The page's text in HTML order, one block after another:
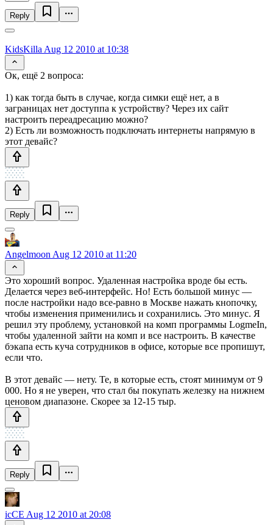
Reply
KidsKilla Aug 12 2010 at 10:38
Ок, ещё 2 вопроса:
1) как тогда быть в случае, когда симки ещё нет, а в
заграницах нет доступпа к устройству? Через их сайт
настроить переадресацию можно?
2) Есть ли возможность подключать интернеты напрямую в
этот девайс?
Reply
Angelmoon Aug 12 2010 at 11:20
Это хороший вопрос. Удаленная настройка вроде бы есть.
Делается через веб-интерфейс. Но! Есть большой минус —
после настройки надо все-равно в Москве нажать кнопочку,
чтобы изменения применились и сохранились. Это минус. Я
решил эту проблему, установкой на комп программы LogmeIn,
чтобы удаленной зайти на комп и все настроить. В качестве
бэкапа есть куча сотрудников в офисе, которые все пропишут,
если что.
В этот девайс — нету. Те, в которые есть, стоят минимум от 9
000. Но я не уверен, что стал бы покупать железку на нижнем
ценовом диапазоне. Скорее за 12-15 тыр.
Reply
icCE Aug 12 2010 at 20:08